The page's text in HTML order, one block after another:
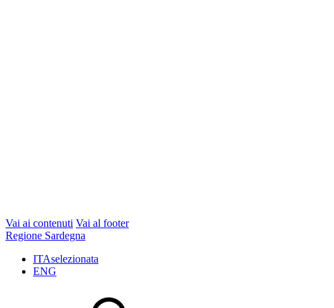
Vai ai contenuti Vai al footer
Regione Sardegna
ITAselezionata
ENG